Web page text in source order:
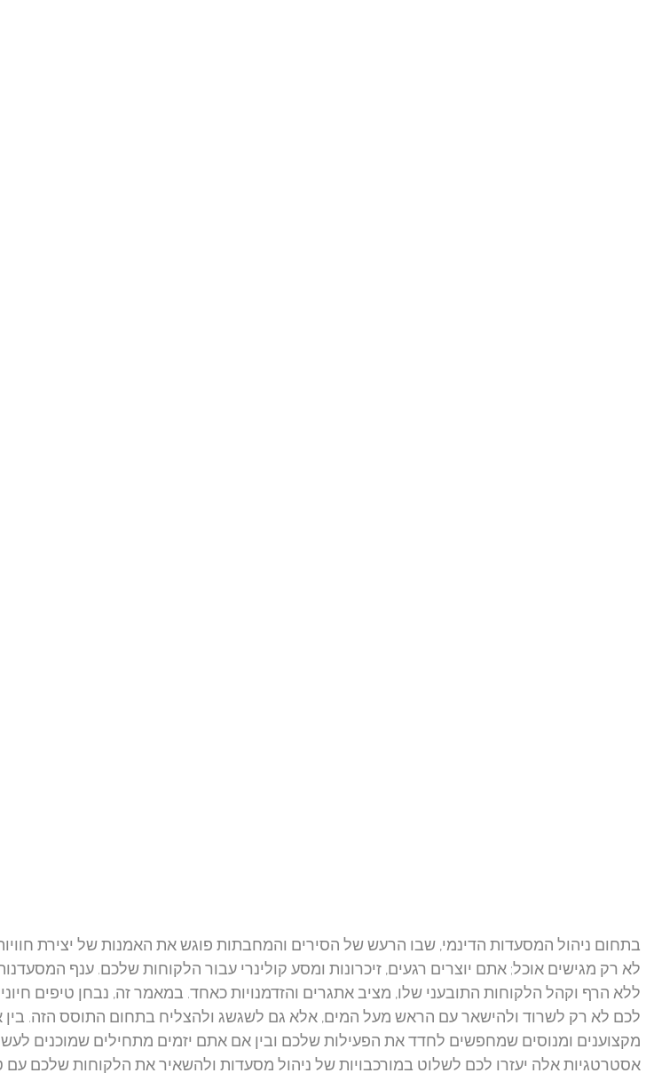
בתחום ניהול המסעדות הדינמי, שבו הרעש של הסירים והמחבתות פוגש את האמנות של יצירת
לא רק מגישים אוכל; אתם יוצרים רגעים, זיכרונות ומסע קולינרי עבור הלקוחות שלכם. ענף
ללא הרף וקהל הלקוחות התובעני שלו, מציב אתגרים והזדמנויות כאחד. במאמר זה, נבחן טיפים
לכם לא רק לשרוד ולהישאר עם הראש מעל המים, אלא גם לשגשג ולהצליח בתחום התוסס הזה.
מקצוענים ומנוסים שמחפשים לחדד את הפעילות שלכם ובין אם אתם יזמים מתחילים שמוכנים
אסטרטגיות אלה יעזרו לכם לשלוט במורכבויות של ניהול מסעדות ולהשאיר את הלקוחות שלכם